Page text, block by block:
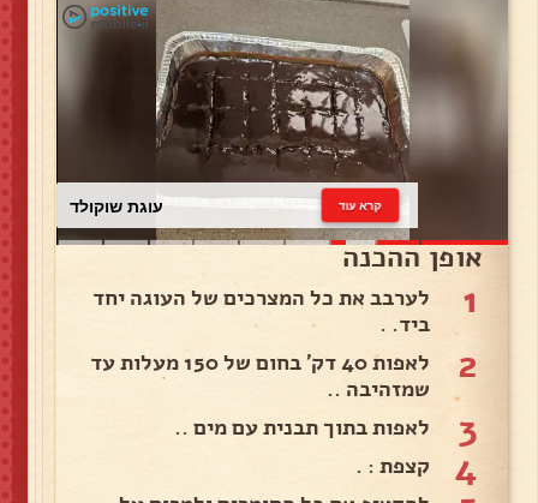
עוגת שוקולד קרא עוד
אופן ההכנה
1
לערבב את כל המצרכים של העוגה יחד
ביד. .
2
לאפות 40 דק' בחום של 150 מעלות עד
שמזהיבה ..
3 לאפות בתוך תבנית עם מים ..
4 קצפת : .